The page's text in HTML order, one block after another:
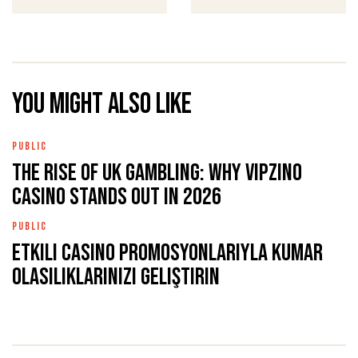
You might also like
PUBLIC
The rise of UK gambling: why Vipzino
Casino stands out in 2026
PUBLIC
Etkili casino promosyonlarıyla kumar
olasılıklarınızı geliştirin